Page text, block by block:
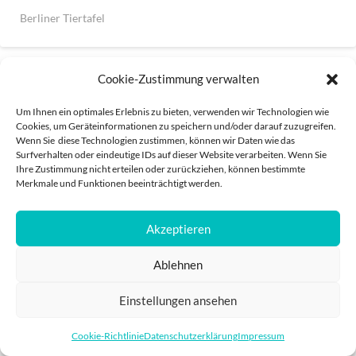
Cookie-Zustimmung verwalten
Um Ihnen ein optimales Erlebnis zu bieten, verwenden wir Technologien wie
Cookies, um Geräteinformationen zu speichern und/oder darauf zuzugreifen.
Wenn Sie diese Technologien zustimmen, können wir Daten wie das
Surfverhalten oder eindeutige IDs auf dieser Website verarbeiten. Wenn Sie
Ihre Zustimmung nicht erteilen oder zurückziehen, können bestimmte
Merkmale und Funktionen beeinträchtigt werden.
Akzeptieren
Ablehnen
Einstellungen ansehen
Cookie-RichtlinieDatenschutzerklärungImpressum
Berliner Tiertafel
IMPRESSUM DATENSCHUTZ
POWERED BYPRO